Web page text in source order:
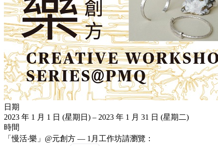
日期
2023 年 1 月 1 日 (星期日) – 2023 年 1 月 31 日 (星期二)
時間
「慢活‧樂」@元創方 — 1月工作坊請瀏覽：